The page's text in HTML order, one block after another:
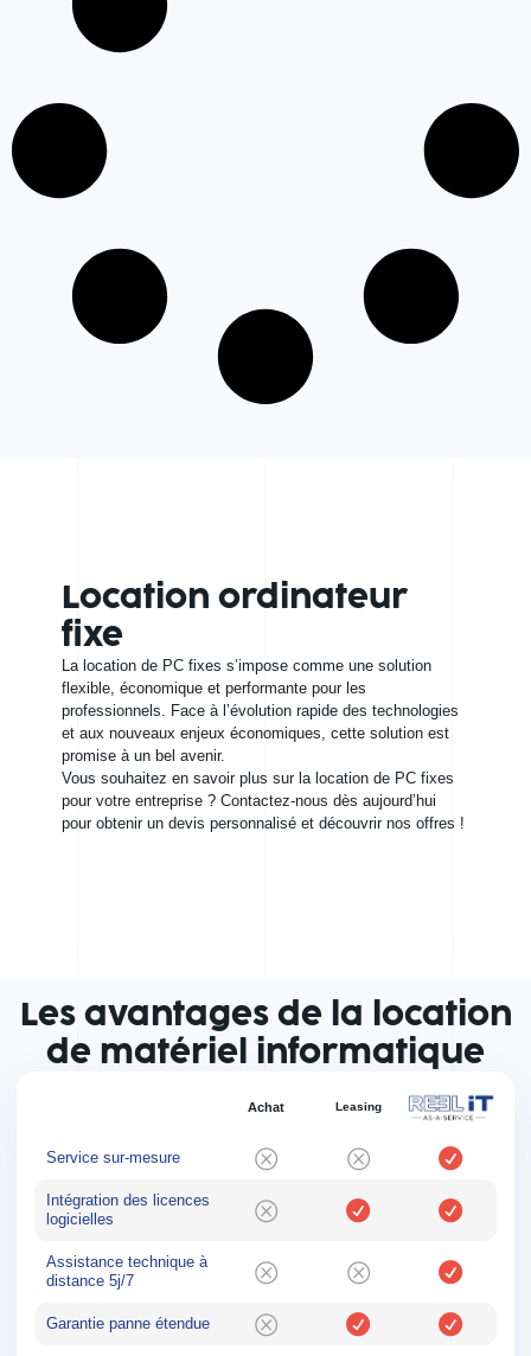
Location ordinateur
fixe
La location de PC fixes s’impose comme une solution
flexible, économique et performante pour les
professionnels. Face à l’évolution rapide des technologies
et aux nouveaux enjeux économiques, cette solution est
promise à un bel avenir.
Vous souhaitez en savoir plus sur la location de PC fixes
pour votre entreprise ? Contactez-nous dès aujourd’hui
pour obtenir un devis personnalisé et découvrir nos offres !
Les avantages de la location
de matériel informatique
Achat Leasing
Service sur-mesure
Intégration des licences
logicielles
Assistance technique à
distance 5j/7
Garantie panne étendue